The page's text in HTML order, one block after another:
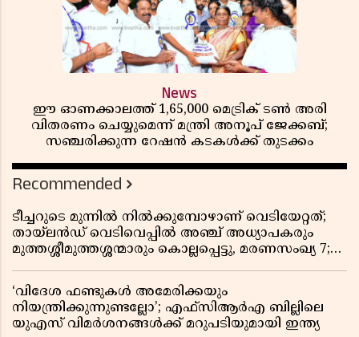
News
ഈ ഓണക്കാലത്ത് 1,65,000 മെട്രിക് ടൺ അരി
വിതരണം ചെയ്യുമെന്ന് മന്ത്രി അനൂപ് ജേക്കബ്;
സഞ്ചരിക്കുന്ന റേഷൻ കടകൾക്ക് തുടക്കം
Recommended
ടീച്ചറുടെ മുന്നിൽ നിൽക്കുമ്പോഴാണ് വെടിയേറ്റത്;
തായ്‌ലൻഡ് വെടിവെപ്പിൽ അഞ്ച് അധ്യാപകരും
മുത്തശ്ശീമുത്തശ്ശന്മാരും കൊല്ലപ്പെട്ടു, മരണസംഖ്യ 7;
‘വിദേശ ഫണ്ടുകൾ അമേരിക്കയും
നിയന്ത്രിക്കുന്നുണ്ടല്ലോ’; എഫ്സിആർഎ ബില്ലിലെ
യുഎസ് വിമർശനങ്ങൾക്ക് മറുപടിയുമായി ഇന്ത്യ